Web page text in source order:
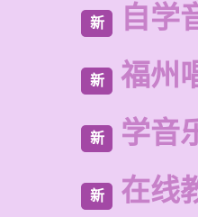
新 自学
新 福州
新 学音
新 在线